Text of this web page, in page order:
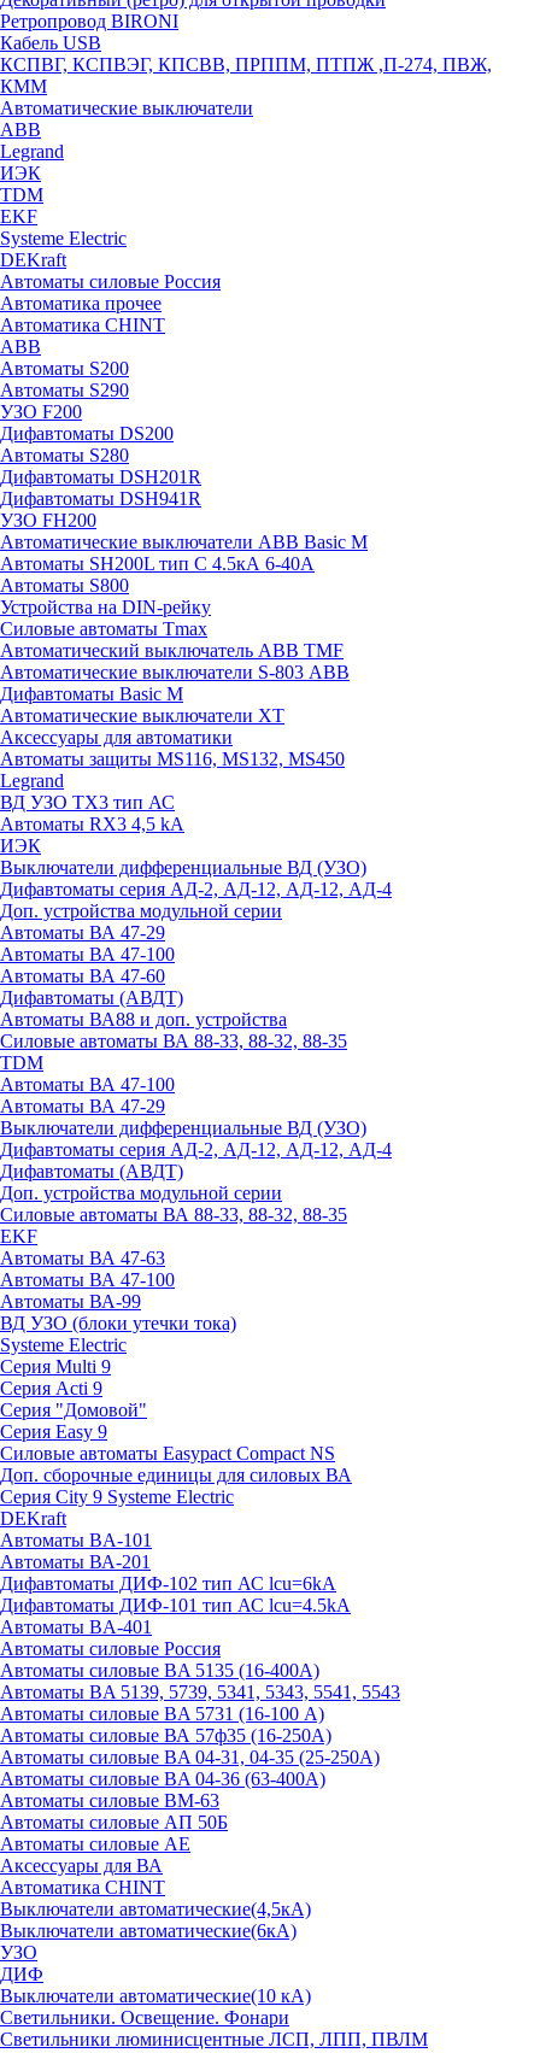
Ретропровод BIRONI
Кабель USB
КСПВГ, КСПВЭГ, КПСВВ, ПРППМ, ПТПЖ ,П-274, ПВЖ,
КММ
Автоматические выключатели
ABB
Legrand
ИЭК
TDM
EKF
Systeme Electric
DEKraft
Автоматы силовые Россия
Автоматика прочее
Автоматика CHINT
ABB
Автоматы S200
Автоматы S290
УЗО F200
Дифавтоматы DS200
Автоматы S280
Дифавтоматы DSH201R
Дифавтоматы DSH941R
УЗО FH200
Автоматические выключатели ABB Basic M
Автоматы SH200L тип С 4.5кА 6-40А
Автоматы S800
Устройства на DIN-рейку
Силовые автоматы Tmax
Автоматический выключатель ABB TMF
Автоматические выключатели S-803 АВВ
Дифавтоматы Basic M
Автоматические выключатели XT
Аксессуары для автоматики
Автоматы защиты MS116, MS132, MS450
Legrand
ВД УЗО TX3 тип АС
Автоматы RX3 4,5 kA
ИЭК
Выключатели дифференциальные ВД (УЗО)
Дифавтоматы серия АД-2, АД-12, АД-12, АД-4
Доп. устройства модульной серии
Автоматы ВА 47-29
Автоматы ВА 47-100
Автоматы ВА 47-60
Дифавтоматы (АВДТ)
Автоматы ВА88 и доп. устройства
Силовые автоматы ВА 88-33, 88-32, 88-35
TDM
Автоматы ВА 47-100
Автоматы ВА 47-29
Выключатели дифференциальные ВД (УЗО)
Дифавтоматы серия АД-2, АД-12, АД-12, АД-4
Дифавтоматы (АВДТ)
Доп. устройства модульной серии
Силовые автоматы ВА 88-33, 88-32, 88-35
EKF
Автоматы ВА 47-63
Автоматы ВА 47-100
Автоматы ВА-99
ВД УЗО (блоки утечки тока)
Systeme Electric
Серия Multi 9
Серия Acti 9
Серия "Домовой"
Серия Easy 9
Силовые автоматы Easypact Compact NS
Доп. сборочные единицы для силовых ВА
Серия City 9 Systeme Electric
DEKraft
Автоматы BA-101
Автоматы ВА-201
Дифавтоматы ДИФ-102 тип АС lcu=6kA
Дифавтоматы ДИФ-101 тип АС lcu=4.5kA
Автоматы BA-401
Автоматы силовые Россия
Автоматы силовые BA 5135 (16-400А)
Автоматы BA 5139, 5739, 5341, 5343, 5541, 5543
Автоматы силовые BA 5731 (16-100 А)
Автоматы силовые ВА 57ф35 (16-250А)
Автоматы силовые BA 04-31, 04-35 (25-250А)
Автоматы силовые BA 04-36 (63-400А)
Автоматы силовые ВМ-63
Автоматы силовые АП 50Б
Автоматы силовые АЕ
Аксессуары для ВА
Автоматика CHINT
Выключатели автоматические(4,5кА)
Выключатели автоматические(6кА)
УЗО
ДИФ
Выключатели автоматические(10 кА)
Светильники. Освещение. Фонари
Светильники люминисцентные ЛСП, ЛПП, ПВЛМ